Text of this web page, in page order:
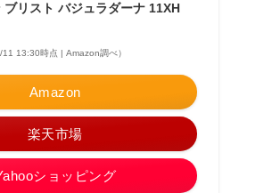
ブリスト バジュラダーナ 11XH
11 13:30時点 | Amazon調べ）
Amazon
楽天市場
ショッピング